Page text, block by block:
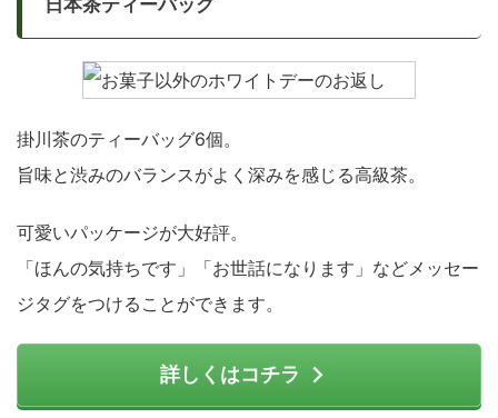
掛川茶のティーバッグ6個。
旨味と渋みのバランスがよく深みを感じる高級茶。
可愛いパッケージが大好評。
「ほんの気持ちです」「お世話になります」などメッセー
ジタグをつけることができます。
詳しくはコチラ